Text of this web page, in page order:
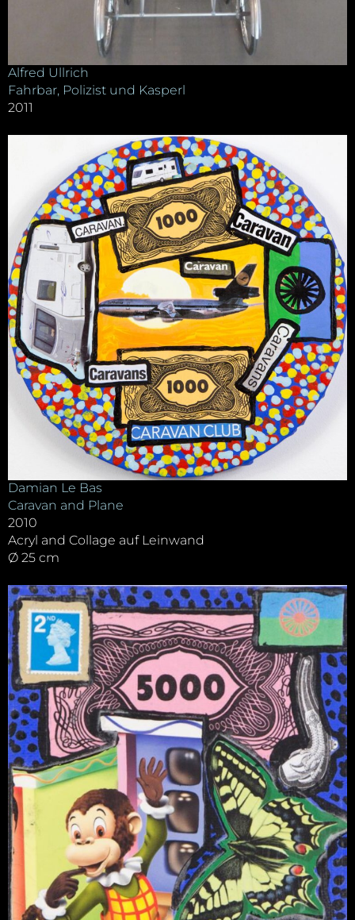
Alfred Ullrich
Fahrbar, Polizist und Kasperl
2011
Damian Le Bas
Caravan and Plane
2010
Acryl and Collage auf Leinwand
Ø 25 cm